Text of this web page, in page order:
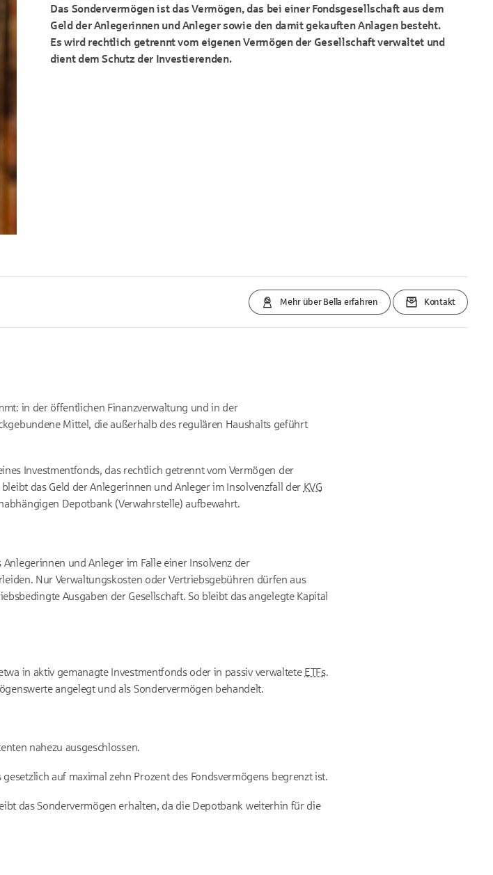
Das Sondervermögen ist das Vermögen, das bei einer Fondsgesellschaft aus dem
Geld der Anlegerinnen und Anleger sowie den damit gekauften Anlagen besteht.
Es wird rechtlich getrennt vom eigenen Vermögen der Gesellschaft verwaltet und
dient dem Schutz der Investierenden.
Mehr über Bella erfahren Kontakt
in der öffentlichen Finanzverwaltung und in der
Mittel, die außerhalb des regulären Haushalts geführt
Investmentfonds, das rechtlich getrennt vom Vermögen der
das Geld der Anlegerinnen und Anleger im Insolvenzfall der KVG
Depotbank (Verwahrstelle) aufbewahrt.
und Anleger im Falle einer Insolvenz der
Nur Verwaltungskosten oder Vertriebsgebühren dürfen aus
Ausgaben der Gesellschaft. So bleibt das angelegte Kapital
in aktiv gemanagte Investmentfonds oder in passiv verwaltete ETFs.
angelegt und als Sondervermögen behandelt.
nahezu ausgeschlossen.
auf maximal zehn Prozent des Fondsvermögens begrenzt ist.
das Sondervermögen erhalten, da die Depotbank weiterhin für die